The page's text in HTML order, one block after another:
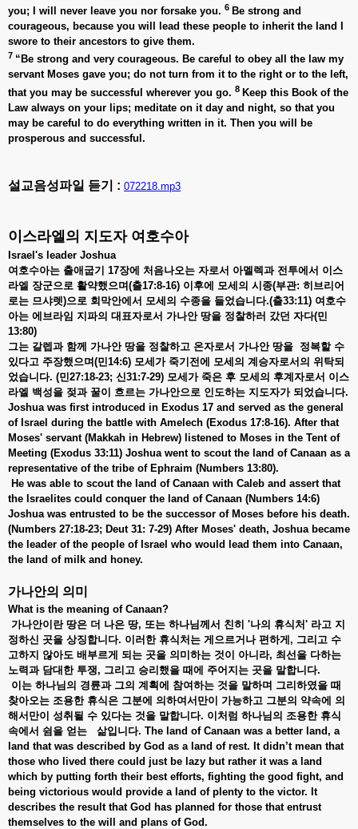
you; I will never leave you nor forsake you. 6 Be strong and
courageous, because you will lead these people to inherit the land I
swore to their ancestors to give them.
7 “Be strong and very courageous. Be careful to obey all the law my
servant Moses gave you; do not turn from it to the right or to the left,
that you may be successful wherever you go. 8 Keep this Book of the
Law always on your lips; meditate on it day and night, so that you
may be careful to do everything written in it. Then you will be
prosperous and successful.
설교음성파일 듣기 : 072218.mp3
이스라엘의 지도자 여호수아
Israel's leader Joshua
여호수아는 출애굽기 17장에 처음나오는 자로서 아멜렉과 전투에서 이스
라엘 장군으로 활약했으며(출17:8-16) 이후에 모세의 시종(부관: 히브리어
로는 므샤렛)으로 회막안에서 모세의 수종을 들었습니다.(출33:11) 여호수
아는 에브라임 지파의 대표자로서 가나안 땅을 정찰하러 갔던 자다(민
13:80)
그는 갈렙과 함께 가나안 땅을 정찰하고 온자로서 가나안 땅을 정복할 수
있다고 주장했으며(민14:6) 모세가 죽기전에 모세의 계승자로서의 위탁되
었습니다. (민27:18-23; 신31:7-29) 모세가 죽은 후 모세의 후계자로서 이스
라엘 백성을 젖과 꿀이 흐르는 가나안으로 인도하는 지도자가 되었습니다.
Joshua was first introduced in Exodus 17 and served as the general
of Israel during the battle with Amelech (Exodus 17:8-16). After that
Moses' servant (Makkah in Hebrew) listened to Moses in the Tent of
Meeting (Exodus 33:11) Joshua went to scout the land of Canaan as a
representative of the tribe of Ephraim (Numbers 13:80).
He was able to scout the land of Canaan with Caleb and assert that
the Israelites could conquer the land of Canaan (Numbers 14:6)
Joshua was entrusted to be the successor of Moses before his death.
(Numbers 27:18-23; Deut 31: 7-29) After Moses' death, Joshua became
the leader of the people of Israel who would lead them into Canaan,
the land of milk and honey.
가나안의 의미
What is the meaning of Canaan?
가나안이란 땅은 더 나은 땅, 또는 하나님께서 친히 '나의 휴식처' 라고 지
정하신 곳을 상징합니다. 이러한 휴식처는 게으르거나 편하게, 그리고 수
고하지 않아도 배부르게 되는 곳을 의미하는 것이 아니라, 최선을 다하는
노력과 담대한 투쟁, 그리고 승리했을 때에 주어지는 곳을 말합니다.
이는 하나님의 경륜과 그의 계획에 참여하는 것을 말하며 그리하였을 때
찾아오는 조용한 휴식은 그분에 의하여서만이 가능하고 그분의 약속에 의
해서만이 성취될 수 있다는 것을 말합니다. 이처럼 하나님의 조용한 휴식
속에서 쉼을 얻는 삶입니다. The land of Canaan was a better land, a
land that was described by God as a land of rest. It didn’t mean that
those who lived there could just be lazy but rather it was a land
which by putting forth their best efforts, fighting the good fight, and
being victorious would provide a land of plenty to the victor. It
describes the result that God has planned for those that entrust
themselves to the will and plans of God.